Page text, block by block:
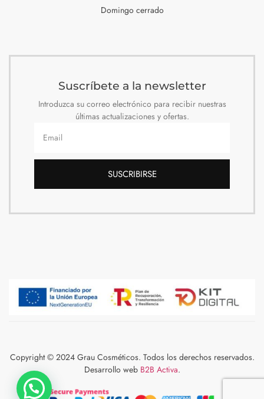
Domingo cerrado
Suscríbete a la newsletter
Introduzca su correo electrónico para recibir nuestras
últimas actualizaciones y ofertas.
SUSCRIBIRSE
Copyright © 2024 Grau Cosméticos. Todos los derechos reservados.
Desarrollo web B2B Activa.